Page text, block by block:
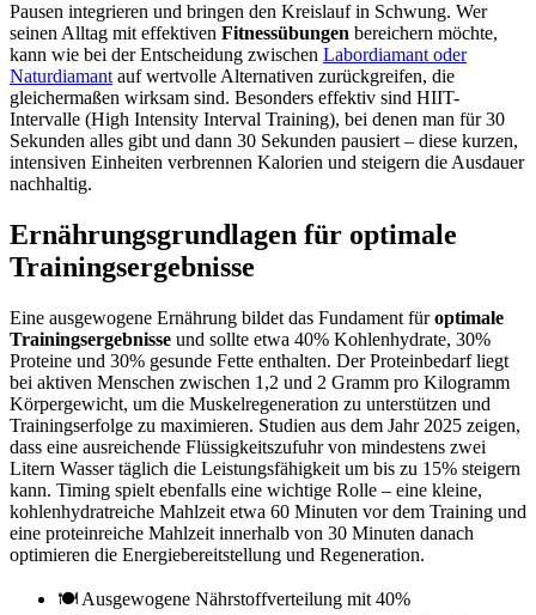
Pausen integrieren und bringen den Kreislauf in Schwung. Wer
seinen Alltag mit effektiven Fitnessübungen bereichern möchte,
kann wie bei der Entscheidung zwischen Labordiamant oder
Naturdiamant auf wertvolle Alternativen zurückgreifen, die
gleichermaßen wirksam sind. Besonders effektiv sind HIIT-
Intervalle (High Intensity Interval Training), bei denen man für 30
Sekunden alles gibt und dann 30 Sekunden pausiert – diese kurzen,
intensiven Einheiten verbrennen Kalorien und steigern die Ausdauer
nachhaltig.
Ernährungsgrundlagen für optimale
Trainingsergebnisse
Eine ausgewogene Ernährung bildet das Fundament füroptimale
Trainingsergebnisse und sollte etwa 40% Kohlenhydrate, 30%
Proteine und 30% gesunde Fette enthalten. Der Proteinbedarf liegt
bei aktiven Menschen zwischen 1,2 und 2 Gramm pro Kilogramm
Körpergewicht, um die Muskelregeneration zu unterstützen und
Trainingserfolge zu maximieren. Studien aus dem Jahr 2025 zeigen,
dass eine ausreichende Flüssigkeitszufuhr von mindestens zwei
Litern Wasser täglich die Leistungsfähigkeit um bis zu 15% steigern
kann. Timing spielt ebenfalls eine wichtige Rolle – eine kleine,
kohlenhydratreiche Mahlzeit etwa 60 Minuten vor dem Training und
eine proteinreiche Mahlzeit innerhalb von 30 Minuten danach
optimieren die Energiebereitstellung und Regeneration.
🍽️ Ausgewogene Nährstoffverteilung mit 40%